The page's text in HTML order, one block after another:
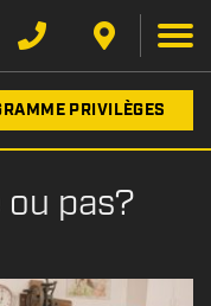
PRIVILÈGES
pas?